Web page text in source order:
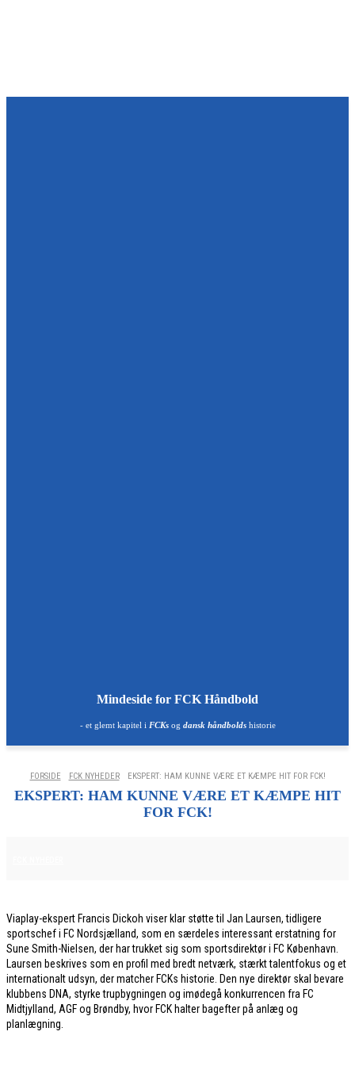
Mindeside for FCK Håndbold
- et glemt kapitel i FCKsog dansk håndboldshistorie
FORSIDE FCK NYHEDER EKSPERT: HAM KUNNE VÆRE ET KÆMPE HIT FOR FCK!
EKSPERT: HAM KUNNE VÆRE ET KÆMPE HIT
FOR FCK!
Viaplay-ekspert Francis Dickoh viser klar støtte til Jan Laursen, tidligere
sportschef i FC Nordsjælland, som en særdeles interessant erstatning for
Sune Smith-Nielsen, der har trukket sig som sportsdirektør i FC København.
Laursen beskrives som en profil med bredt netværk, stærkt talentfokus og et
internationalt udsyn, der matcher FCKs historie. Den nye direktør skal bevare
klubbens DNA, styrke trupbygningen og imødegå konkurrencen fra FC
Midtjylland, AGF og Brøndby, hvor FCK halter bagefter på anlæg og
planlægning.